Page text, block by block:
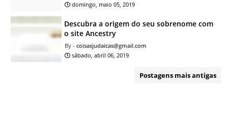
domingo, maio 05, 2019
Descubra a origem do seu sobrenome com
o site Ancestry
coisasjudaicas@gmail.com
sábado, abril 06, 2019
Postagens mais antigas